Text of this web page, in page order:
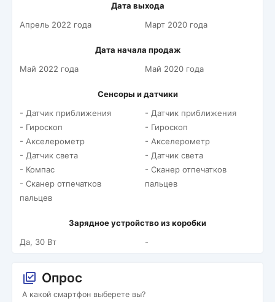
Дата выхода
Апрель 2022 года
Март 2020 года
Дата начала продаж
Май 2022 года
Май 2020 года
Сенсоры и датчики
- Датчик приближения
- Гироскоп
- Акселерометр
- Датчик света
- Компас
- Сканер отпечатков
пальцев
- Датчик приближения
- Гироскоп
- Акселерометр
- Датчик света
- Сканер отпечатков
пальцев
Зарядное устройство из коробки
Да, 30 Вт
-
Опрос
А какой смартфон выберете вы?